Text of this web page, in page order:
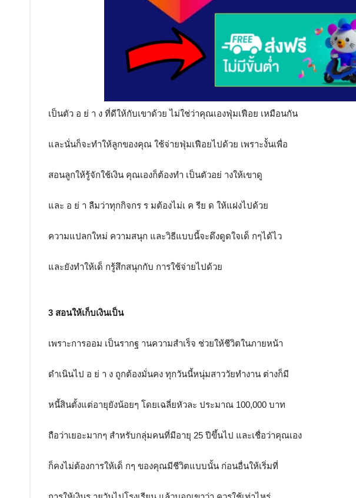
เป็นตัว อ ย่ า ง ที่ดีให้กับเขาด้วย ไม่ใช่ว่าคุณเองฟุ่มเฟือย เหมือนกัน
และนั่นก็จะทำให้ลูกของคุณ ใช้จ่ายฟุ่มเฟือยไปด้วย เพราะงั้นเพื่อ
สอนลูกให้รู้จักใช้เงิน คุณเองก็ต้องทำ เป็นตัวอย่ างให้เขาดู
และ อ ย่ า ลืมว่าทุกกิจกร ร มต้องไม่เ ค รีย ด ให้แฝงไปด้วย
ความแปลกใหม่ ความสนุก และวิธีแบบนี้จะดึงดูดใจเด็ กๆได้ไว
และยังทำให้เด็ กรู้สึกสนุกกับ การใช้จ่ายไปด้วย
3 สอนให้เก็บเงินเป็น
เพราะการออม เป็นรากฐ านความสำเร็จ ช่วยให้ชีวิตในภายหน้า
ดำเนินไป อ ย่ า ง ถูกต้องมั่นคง ทุกวันนี้หนุ่มสาววัยทำงาน ต่างก็มี
หนี้สินตั้งแต่อายุยังน้อยๆ โดยเฉลี่ยหัวละ ประมาณ 100,000 บาท
ถือว่าเยอะมากๆ สำหรับกลุ่มคนที่มีอายุ 25 ปีขึ้นไป และเชื่อว่าคุณเอง
ก็คงไม่ต้องการให้เด็ กๆ ของคุณมีชีวิตแบบนั้น ก่อนอื่นให้เริ่มที่